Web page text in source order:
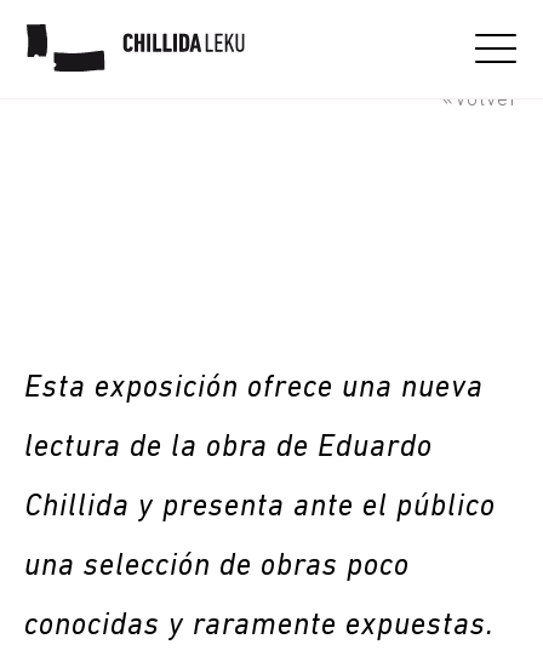
Leges naturae
«Volver
Esta exposición ofrece una nueva
lectura de la obra de Eduardo
Chillida y presenta ante el público
una selección de obras poco
conocidas y raramente expuestas.